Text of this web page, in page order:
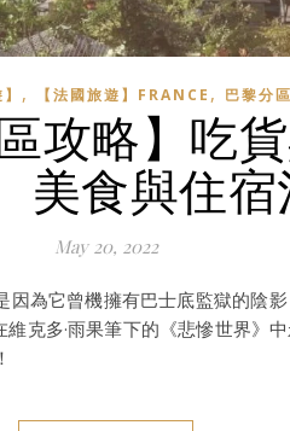
, 【法國旅遊】FRANCE , 巴黎分區
區攻略】吃
美食與住
May 20, 2022
為它曾機擁有巴士底監獄的陰
克多·雨果筆下的《悲慘世界》